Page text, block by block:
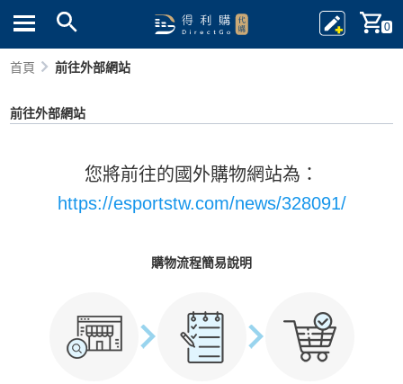
0
首頁 前往外部網站
前往外部網站
您將前往的國外購物網站為：
https://esportstw.com/news/328091/
購物流程簡易說明